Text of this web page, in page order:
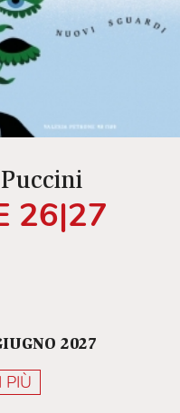
26|27
2027
PIÙ